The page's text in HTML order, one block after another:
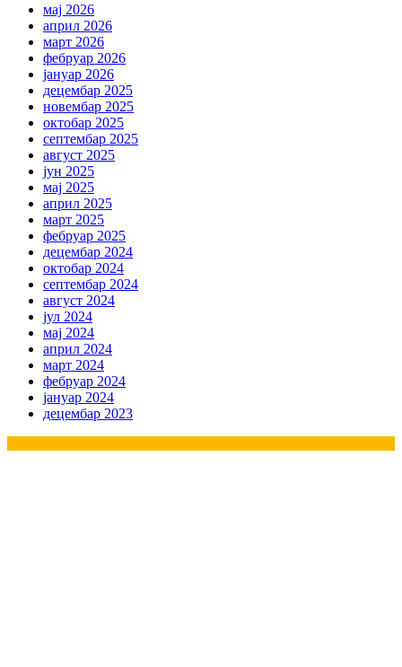
мај 2026
април 2026
март 2026
фебруар 2026
јануар 2026
децембар 2025
новембар 2025
октобар 2025
септембар 2025
август 2025
јун 2025
мај 2025
април 2025
март 2025
фебруар 2025
децембар 2024
октобар 2024
септембар 2024
август 2024
јул 2024
мај 2024
април 2024
март 2024
фебруар 2024
јануар 2024
децембар 2023